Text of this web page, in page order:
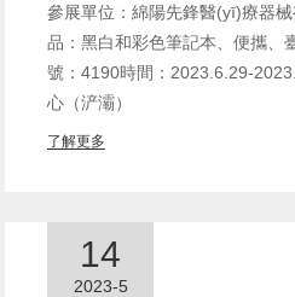
參展單位：綿陽先鋒醫(yī)療器
品：黑白和彩色筆記本、便攜
號：4190時間：2023.6.29-
心（浐灞）
了解更多
14
2023-5